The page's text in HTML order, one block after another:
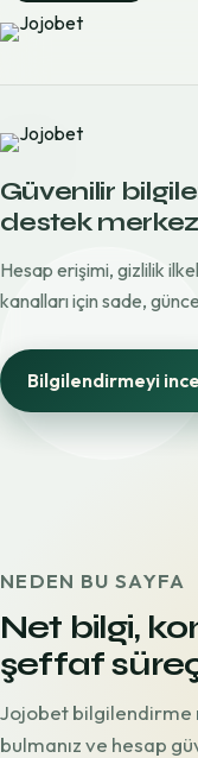
Güvenilir
destek
Hesap erişimi, gizlilik
kanalları için sade,
Bilgilendirmeyi
NEDEN BU SAYFA
Net bilgi,
şeffaf
Jojobet bilgilendirme
bulmanız ve hesap